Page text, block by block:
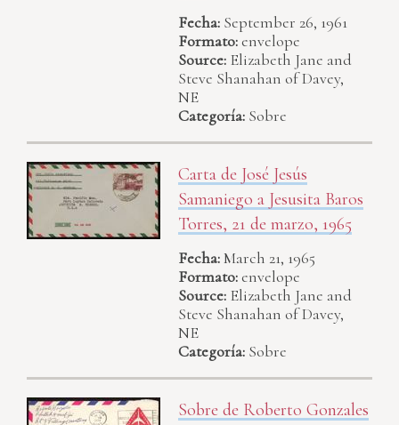
Fecha: September 26, 1961
Formato:envelope
Source: Elizabeth Jane and
Steve Shanahan of Davey,
NE
Categoría: Sobre
Carta de José Jesús
Samaniego a Jesusita Baros
Torres, 21 de marzo, 1965
Fecha:March 21, 1965
Formato:envelope
Source: Elizabeth Jane and
Steve Shanahan of Davey,
NE
Categoría: Sobre
Sobre de Roberto Gonzales